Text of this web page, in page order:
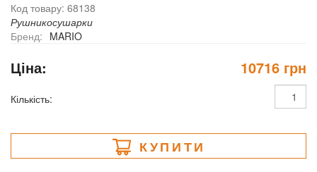
Код товару: 68138
Рушникосушарки
Бренд: MARIO
Ціна: 10716 грн
Кількість:
КУПИТИ